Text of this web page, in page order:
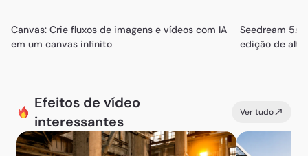
Canvas: Crie fluxos de imagens e vídeos com IA
em um canvas infinito
Seedream 5.0
edição de alta
Efeitos de vídeo
interessantes
Ver tudo